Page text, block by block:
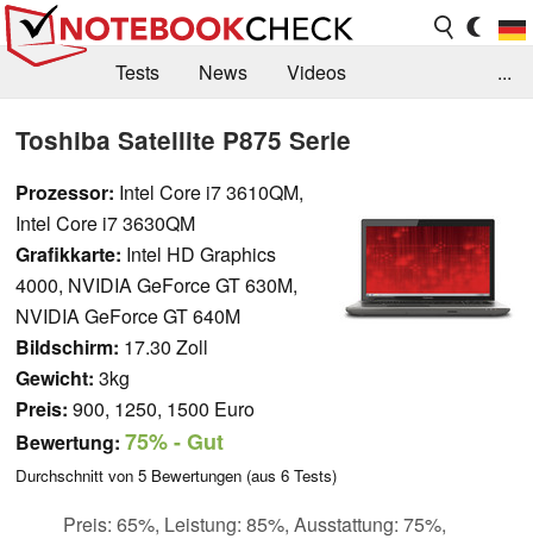
Tests News
Videos
Forum
...
Toshiba Satellite P875 Serie
Prozessor: Intel Core i7 3610QM,
Intel Core i7 3630QM
Grafikkarte: Intel HD Graphics
4000, NVIDIA GeForce GT 630M,
NVIDIA GeForce GT 640M
Bildschirm: 17.30 Zoll
Gewicht: 3kg
Preis: 900, 1250, 1500 Euro
Bewertung: 75%- Gut
Durchschnitt von 5 Bewertungen (aus 6 Tests)
Preis: 65%, Leistung: 85%, Ausstattung: 75%,